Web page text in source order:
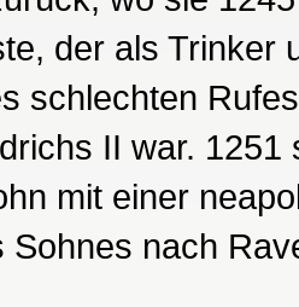
der als Trinker
schlechten
II war.
mit einer
Sohnes nach